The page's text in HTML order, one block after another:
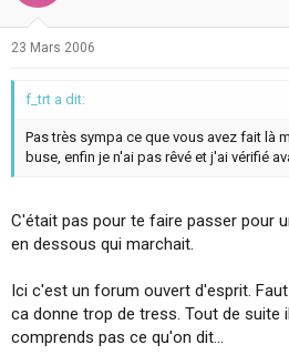
23 Mars 2006
f_trt a dit:
Pas très sympa ce que vous avez fait là
buse, enfin je n'ai pas rêvé et j'ai vérifié
C'était pas pour te faire passer pour
en dessous qui marchait.
Ici c'est un forum ouvert d'esprit.
ca donne trop de tress. Tout de suite
comprends pas ce qu'on dit...